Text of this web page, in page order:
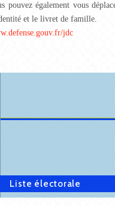
pouvez également vous
et le livret de famille.
jdc
Liste électorale